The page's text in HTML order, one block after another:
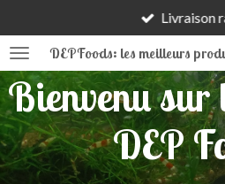
au
contenu
principal
DEPFoods: les meilleurs
Livraison
Bienvenu sur
DEP